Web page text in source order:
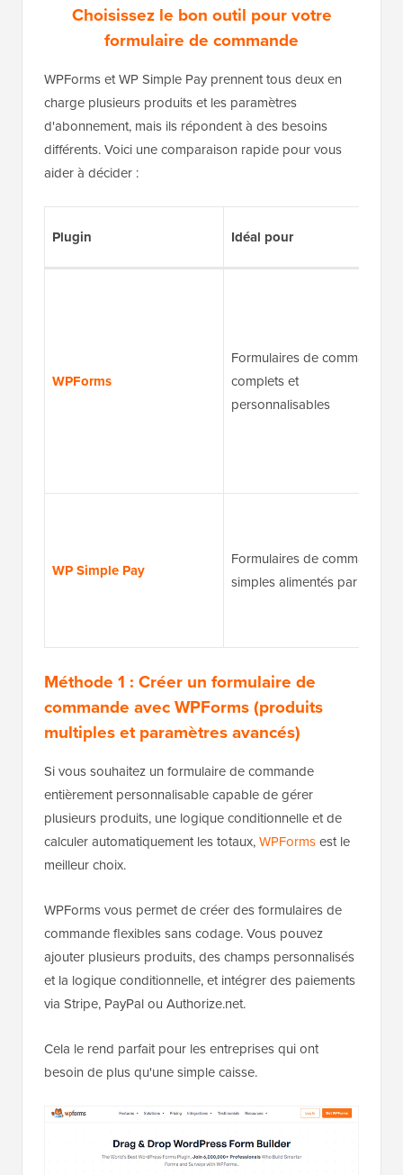
Choisissez le bon outil pour votre
formulaire de commande
WPForms et WP Simple Pay prennent tous deux en
charge plusieurs produits et les paramètres
d'abonnement, mais ils répondent à des besoins
différents. Voici une comparaison rapide pour vous
aider à décider :
Plugin Idéal pour
WPForms
Formulaires de commande
complets et
personnalisables
WP Simple Pay
Formulaires de commande
simples alimentés par Stripe
Méthode 1 : Créer un formulaire de
commande avec WPForms (produits
multiples et paramètres avancés)
Si vous souhaitez un formulaire de commande
entièrement personnalisable capable de gérer
plusieurs produits, une logique conditionnelle et de
calculer automatiquement les totaux,WPFormsest le
meilleur choix.
WPForms vous permet de créer des formulaires de
commande flexibles sans codage. Vous pouvez
ajouter plusieurs produits, des champs personnalisés
et la logique conditionnelle, et intégrer des paiements
via Stripe, PayPal ou Authorize.net.
Cela le rend parfait pour les entreprises qui ont
besoin de plus qu'une simple caisse.